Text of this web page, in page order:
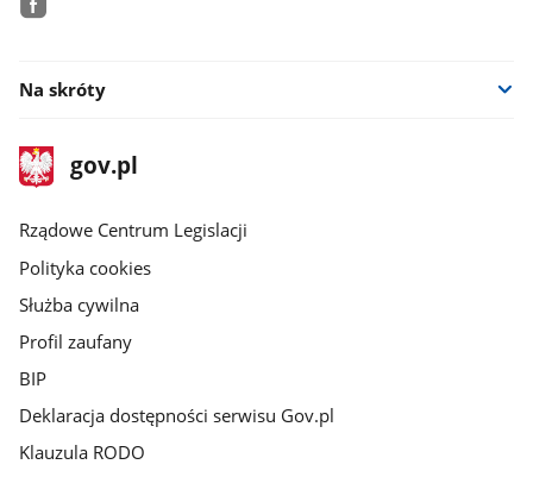
Na skróty
stopka
gov.plStrona
gov.pl
Rządowe Centrum Legislacji
Polityka cookies
Służba cywilna
Profil zaufany
BIP
Deklaracja dostępności serwisu Gov.pl
Klauzula RODO